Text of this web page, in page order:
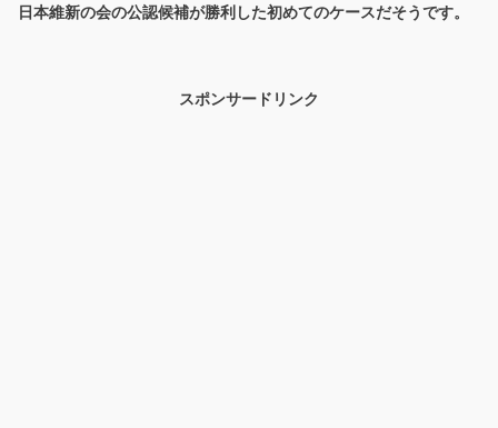
日本維新の会の公認候補が勝利した初めてのケースだそうです。
スポンサードリンク